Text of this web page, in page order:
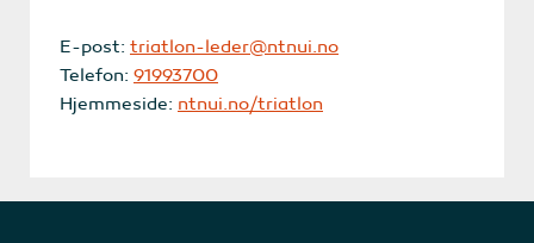
E-post: triatlon-leder@ntnui.no
Telefon: 91993700
Hjemmeside: ntnui.no/triatlon